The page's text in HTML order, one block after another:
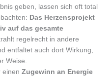
geben, lassen sich oft total
Das Herzensprojekt
auf das gesamte
regelrecht in andere
entfaltet auch dort Wirkung,
Weise.
einenZugewinn an Energie